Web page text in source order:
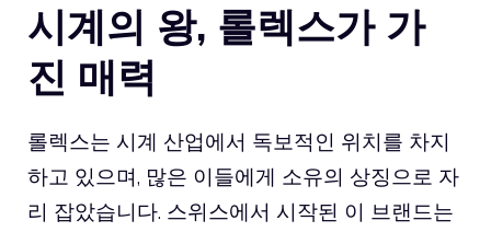
시계의 왕, 롤렉스가 가
진 매력
롤렉스는 시계 산업에서 독보적인 위치를 차지
하고 있으며, 많은 이들에게 소유의 상징으로 자
리 잡았습니다. 스위스에서 시작된 이 브랜드는